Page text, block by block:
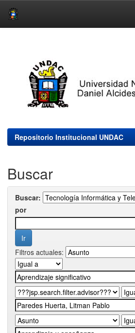
Repositorio Institucional UNDAC
Buscar
Buscar:
por
Filtros actuales: